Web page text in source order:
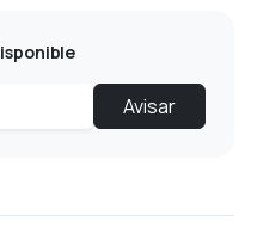
Avisar